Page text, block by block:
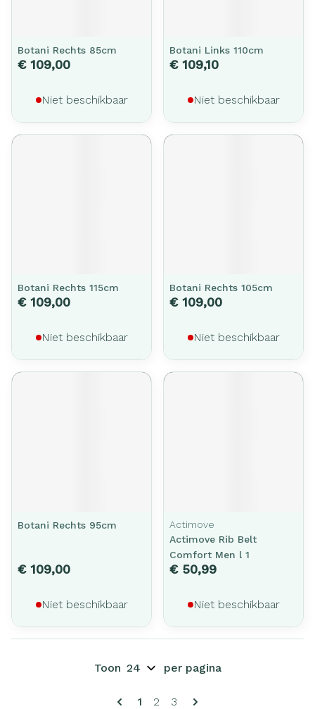
Botani Rechts 85cm
€ 109,00
Niet beschikbaar
Botani Links 110cm
€ 109,10
Niet beschikbaar
Botani Rechts 115cm
€ 109,00
Niet beschikbaar
Botani Rechts 105cm
€ 109,00
Niet beschikbaar
Botani Rechts 95cm
€ 109,00
Niet beschikbaar
Actimove
Actimove Rib Belt
Comfort Men l 1
€ 50,99
Niet beschikbaar
Pagina's
U lees momenteel pagina
1 Pagina
2 Pagina
3
Toon per pagina